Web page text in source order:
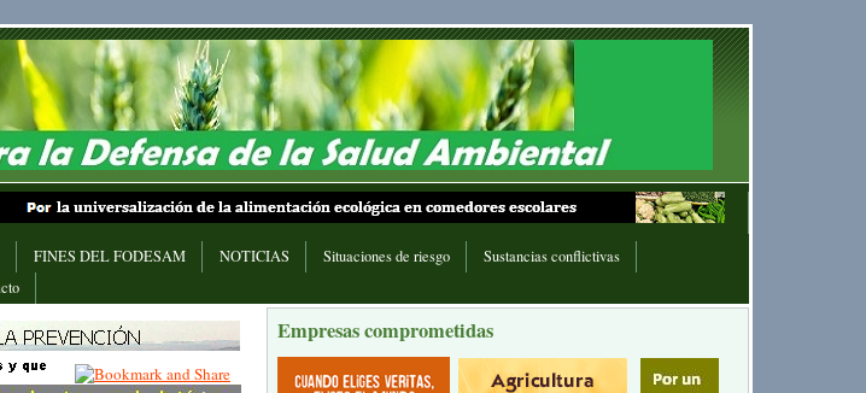
FINES DEL FODESAM NOTICIAS Situaciones de riesgo
Sustancias conflictivas
Empresas comprometidas